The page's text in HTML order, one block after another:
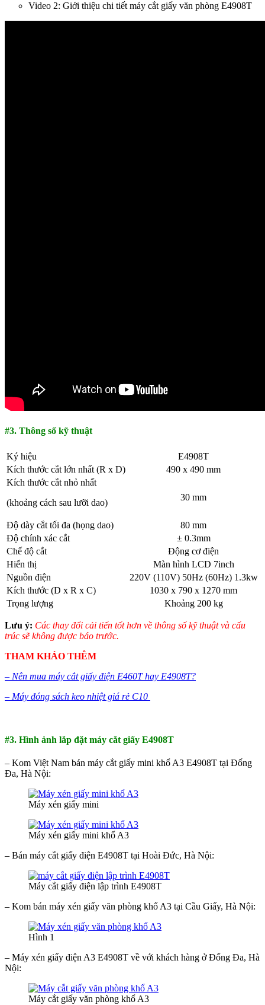
Video 2: Giới thiệu chi tiết máy cắt giấy văn phòng E4908T
#3. Thông số kỹ thuật
Ký hiệu
E4908T
Kích thước cắt lớn nhất (R x D)
490 x 490 mm
Kích thước cắt nhỏ nhất
(khoảng cách sau lưỡi dao)
30 mm
Độ dày cắt tối đa (họng dao)
80 mm
Độ chính xác cắt
± 0.3mm
Chế độ cắt
Động cơ điện
Hiển thị
Màn hình LCD 7inch
Nguồn điện
220V (110V) 50Hz (60Hz) 1.3kw
Kích thước (D x R x C)
1030 x 790 x 1270 mm
Trọng lượng
Khoảng 200 kg
Lưu ý: Các thay đổi cải tiến tốt hơn về thông số kỹ thuật và cấu
trúc sẽ không được báo trước.
THAM KHẢO THÊM
– Nên mua máy cắt giấy điện E460T hay E4908T?
– Máy đóng sách keo nhiệt giá rẻ C10
#3. Hình ảnh lắp đặt máy cắt giấy E4908T
– Kom Việt Nam bán máy cắt giấy mini khổ A3 E4908T tại Đống
Đa, Hà Nội:
Máy xén giấy mini
Máy xén giấy mini khổ A3
– Bán máy cắt giấy điện E4908T tại Hoài Đức, Hà Nội:
Máy cắt giấy điện lập trình E4908T
– Kom bán máy xén giấy văn phòng khổ A3 tại Cầu Giấy, Hà Nội:
Hình 1
– Máy xén giấy điện A3 E4908T về với khách hàng ở Đống Đa, Hà
Nội:
Máy cắt giấy văn phòng khổ A3